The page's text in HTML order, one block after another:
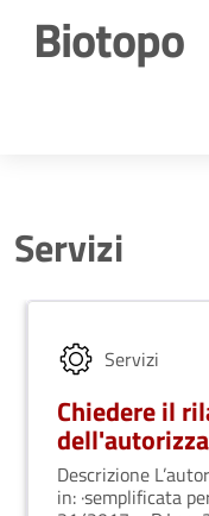
Biotopo
Servizi
Servizi
Chiedere il
ordinaria o
Descrizione
in: ·semplificata